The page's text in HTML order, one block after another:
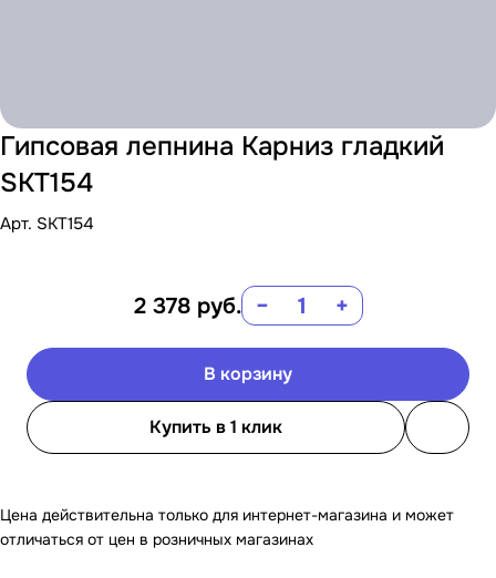
Гипсовая лепнина Карниз гладкий
SKT154
Арт. SKT154
2 378 руб. − +
В корзину
Купить в 1 клик
Цена действительна только для интернет-магазина и может
отличаться от цен в розничных магазинах